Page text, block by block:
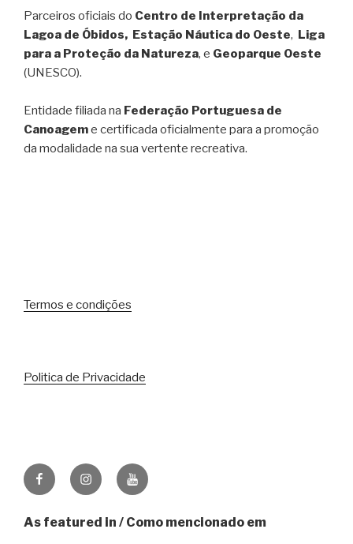
Parceiros oficiais do Centro de Interpretação da
Lagoa de Óbidos, Estação Náutica do Oeste, Liga
para a Proteção da Natureza, e Geoparque Oeste
(UNESCO).
Entidade filiada na Federação Portuguesa de
Canoageme certificada oficialmente para a promoção
da modalidade na sua vertente recreativa.
Termos e condições
Politica de Privacidade
FacebookInstagramYoutube
As featured in / Como mencionado em